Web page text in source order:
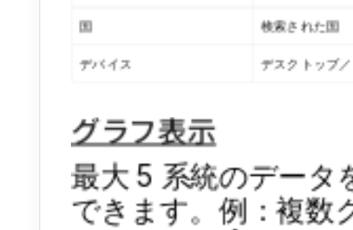
国 検索された国
デバイス デスクトップ
グラフ表示
最大 5 系統のデータ
できます。例：複数